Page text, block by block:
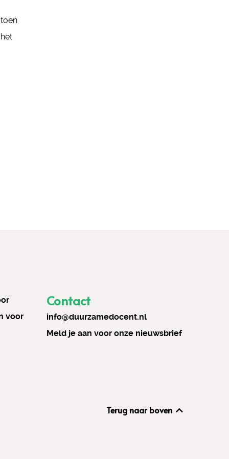
voor
Contact
info@duurzamedocent.nl
Meld je aan voor onze nieuwsbrief
Terug naar boven